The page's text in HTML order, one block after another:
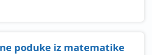
poduke iz matematike